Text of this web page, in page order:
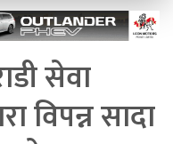
सेवा
विपन्न सादा